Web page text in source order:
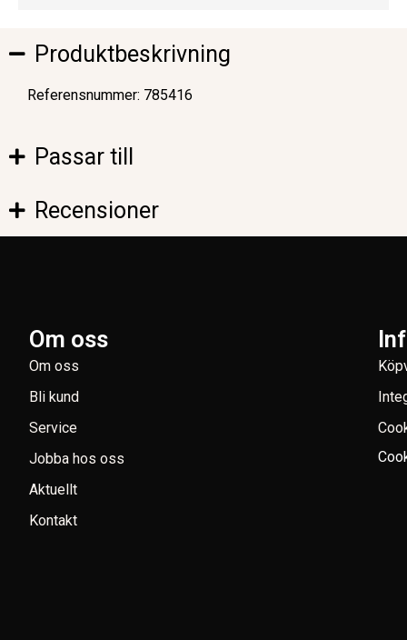
Produktbeskrivning
Referensnummer: 785416
Passar till
Recensioner
Om oss
Om oss
Bli kund
Service
Jobba hos oss
Aktuellt
Kontakt